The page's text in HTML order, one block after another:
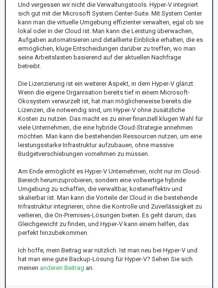
Und vergessen wir nicht die Verwaltungstools. Hyper-V integriert
sich gut mit der Microsoft System Center-Suite. Mit System Center
kann man die virtuelle Umgebung effizienter verwalten, egal ob sie
lokal oder in der Cloud ist. Man kann die Leistung überwachen,
Aufgaben automatisieren und detaillierte Einblicke erhalten, die es
ermöglichen, kluge Entscheidungen darüber zu treffen, wo man
seine Arbeitslasten basierend auf der aktuellen Nachfrage
betreibt.
Die Lizenzierung ist ein weiterer Aspekt, in dem Hyper-V glänzt.
Wenn die eigene Organisation bereits tief in einem Microsoft-
Ökosystem verwurzelt ist, hat man möglicherweise bereits die
Lizenzen, die notwendig sind, um Hyper-V ohne zusätzliche
Kosten zu nutzen. Das macht es zu einer finanziell klugen Wahl für
viele Unternehmen, die eine hybride Cloud-Strategie annehmen
möchten. Man kann die bestehenden Ressourcen nutzen, um eine
leistungsstarke Infrastruktur aufzubauen, ohne massive
Budgetverschiebungen vornehmen zu müssen.
Am Ende ermöglicht es Hyper-V Unternehmen, nicht nur im Cloud-
Bereich herumzuprobieren, sondern eine vollwertige hybride
Umgebung zu schaffen, die verwaltbar, kosteneffektiv und
skalierbar ist. Man kann die Vorteile der Cloud in die bestehende
Infrastruktur integrieren, ohne die Kontrolle und Zuverlässigkeit zu
verlieren, die On-Premises-Lösungen bieten. Es geht darum, das
Gleichgewicht zu finden, und Hyper-V kann einem helfen, das
perfekt hinzubekommen.
Ich hoffe, mein Beitrag war nützlich. Ist man neu bei Hyper-V und
hat man eine gute Backup-Lösung für Hyper-V? Sehen Sie sich
meinen anderen Beitrag an.